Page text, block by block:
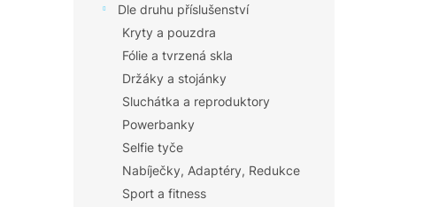
Dle druhu příslušenství
Kryty a pouzdra
Fólie a tvrzená skla
Držáky a stojánky
Sluchátka a reproduktory
Powerbanky
Selfie tyče
Nabíječky, Adaptéry, Redukce
Sport a fitness